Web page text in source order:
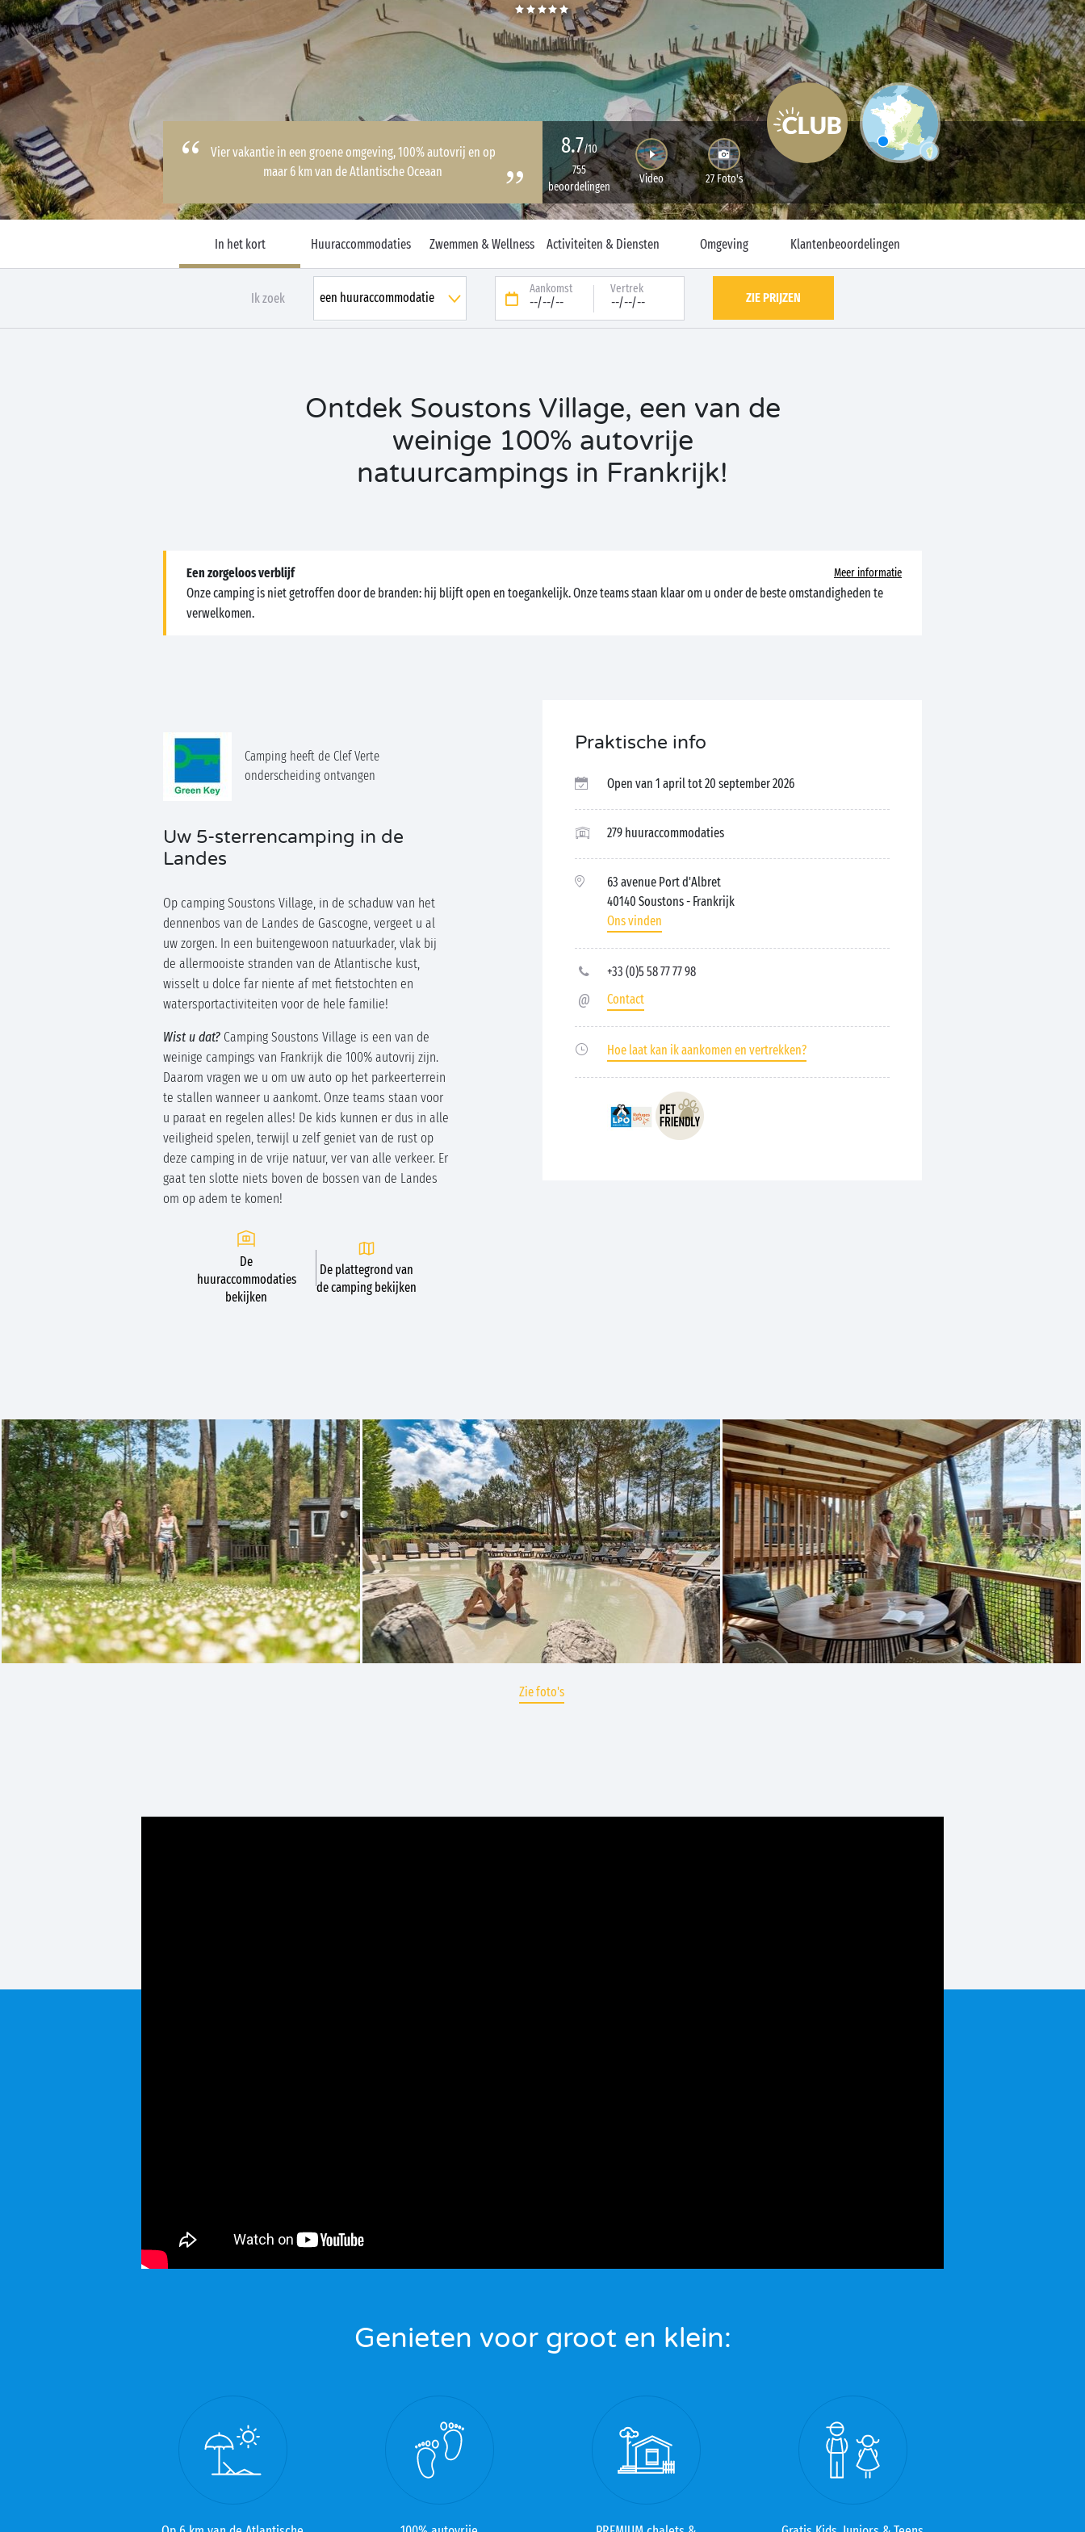
Vier vakantie in een groene omgeving, 100% autovrij en op
maar 6 km van de Atlantische Oceaan
8.7/10
755
beoordelingen
Video 27 Foto's
In het kort Huuraccommodaties Zwemmen & Wellness Activiteiten & Diensten Omgeving Klantenbeoordelingen
Ik zoek
Aankomst
--/--/--
Vertrek
--/--/-- ZIE PRIJZEN
Ontdek Soustons Village, een van de
weinige 100% autovrije
natuurcampings in Frankrijk!
Een zorgeloos verblijf Meer informatie
Onze camping is niet getroffen door de branden: hij blijft open en toegankelijk. Onze teams staan klaar om u onder de beste omstandigheden te
verwelkomen.
Camping heeft de Clef Verte
onderscheiding ontvangen
Uw 5-sterrencamping in de
Landes
Op camping Soustons Village, in de schaduw van het
dennenbos van de Landes de Gascogne, vergeet u al
uw zorgen. In een buitengewoon natuurkader, vlak bij
de allermooiste stranden van de Atlantische kust,
wisselt u dolce far niente af met fietstochten en
watersportactiviteiten voor de hele familie!
Wist u dat? Camping Soustons Village is een van de
weinige campings van Frankrijk die 100% autovrij zijn.
Daarom vragen we u om uw auto op het parkeerterrein
te stallen wanneer u aankomt. Onze teams staan voor
u paraat en regelen alles! De kids kunnen er dus in alle
veiligheid spelen, terwijl u zelf geniet van de rust op
deze camping in de vrije natuur, ver van alle verkeer. Er
gaat ten slotte niets boven de bossen van de Landes
om op adem te komen!
De
huuraccommodaties
bekijken
De plattegrond van
de camping bekijken
Praktische info
Open van 1 april tot 20 september 2026
279 huuraccommodaties
63 avenue Port d'Albret
40140 Soustons- Frankrijk
Ons vinden
+33 (0)5 58 77 77 98
Contact
Hoe laat kan ik aankomen en vertrekken?
Zie foto's
Genieten voor groot en klein: